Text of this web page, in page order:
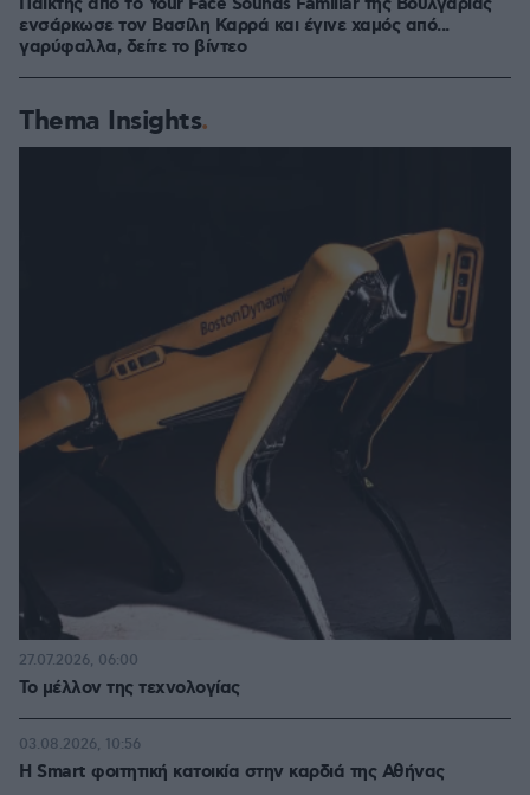
Παίκτης από το Your Face Sounds Familiar της Βουλγαρίας
ενσάρκωσε τον Βασίλη Καρρά και έγινε χαμός από...
γαρύφαλλα, δείτε το βίντεο
Thema Insights
Το μέλλον της τεχνολογίας
27.07.2026, 06:00
Η Smart φοιτητική κατοικία στην καρδιά της Αθήνας
03.08.2026, 10:56